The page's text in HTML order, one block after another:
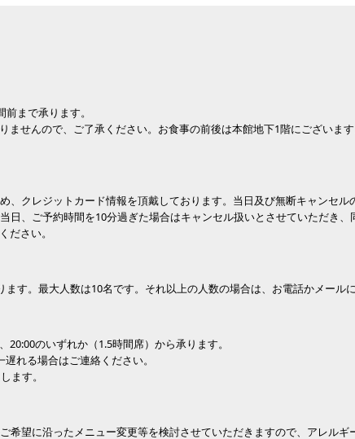
まで承ります。
ませんので、ご了承ください。お食事の前後は本館地下1階にございま
、クレジットカード情報を頂戴しております。当日及び無断キャンセル
日、ご予約時間を10分過ぎた場合はキャンセル扱いとさせていただき、
ださい。
す。最大人数は10名です。それ以上の人数の場合は、お電話かメール
20:00のいずれか（1.5時間席）から承ります。
れる場合はご連絡ください。
ます。
希望に沿ったメニュー変更等を検討させていただきますので、アレルギ